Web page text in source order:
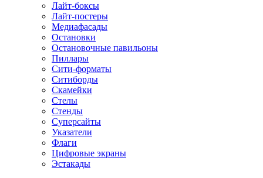
Лайт-боксы
Лайт-постеры
Медиафасады
Остановки
Остановочные павильоны
Пиллары
Сити-форматы
Ситиборды
Скамейки
Стелы
Стенды
Суперсайты
Указатели
Флаги
Цифровые экраны
Эстакады